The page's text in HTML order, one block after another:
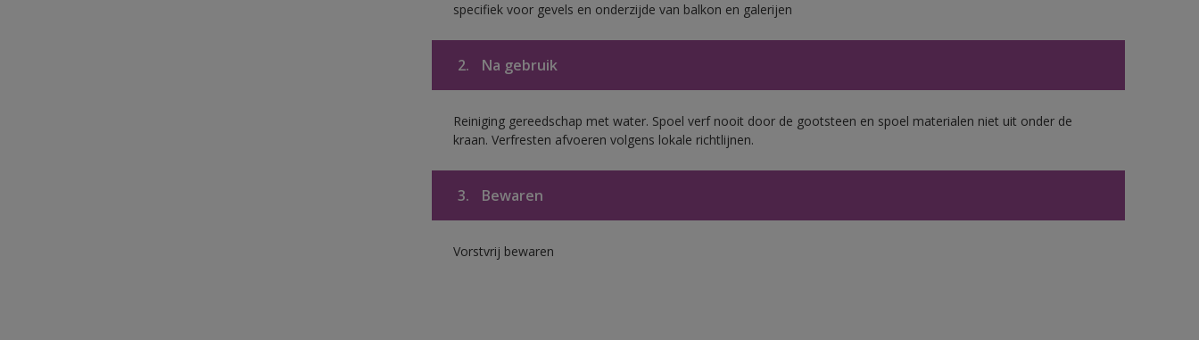
specifiek voor gevels en onderzijde van balkon en galerijen
2. Na gebruik
Reiniging gereedschap met water. Spoel verf nooit door de gootsteen en spoel materialen niet uit onder de
kraan. Verfresten afvoeren volgens lokale richtlijnen.
3. Bewaren
Vorstvrij bewaren